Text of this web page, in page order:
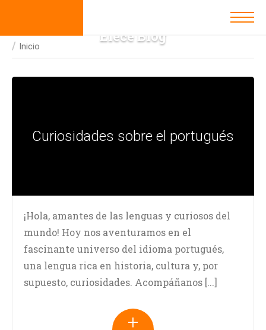
Elece Blog
Inicio
Curiosidades sobre el portugués
¡Hola, amantes de las lenguas y curiosos del
mundo! Hoy nos aventuramos en el
fascinante universo del idioma portugués,
una lengua rica en historia, cultura y, por
supuesto, curiosidades. Acompáñanos [...]